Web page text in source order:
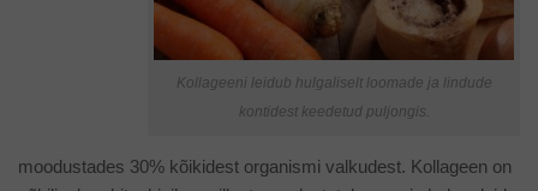
Kollageeni leidub hulgaliselt loomade ja lindude
kontidest keedetud puljongis.
moodustades 30% kõikidest organismi valkudest. Kollageen on